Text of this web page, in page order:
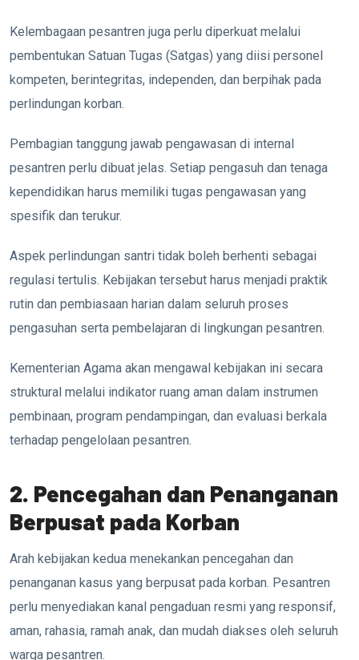
Kelembagaan pesantren juga perlu diperkuat melalui
pembentukan Satuan Tugas (Satgas) yang diisi personel
kompeten, berintegritas, independen, dan berpihak pada
perlindungan korban.
Pembagian tanggung jawab pengawasan di internal
pesantren perlu dibuat jelas. Setiap pengasuh dan tenaga
kependidikan harus memiliki tugas pengawasan yang
spesifik dan terukur.
Aspek perlindungan santri tidak boleh berhenti sebagai
regulasi tertulis. Kebijakan tersebut harus menjadi praktik
rutin dan pembiasaan harian dalam seluruh proses
pengasuhan serta pembelajaran di lingkungan pesantren.
Kementerian Agama akan mengawal kebijakan ini secara
struktural melalui indikator ruang aman dalam instrumen
pembinaan, program pendampingan, dan evaluasi berkala
terhadap pengelolaan pesantren.
2. Pencegahan dan Penanganan
Berpusat pada Korban
Arah kebijakan kedua menekankan pencegahan dan
penanganan kasus yang berpusat pada korban. Pesantren
perlu menyediakan kanal pengaduan resmi yang responsif,
aman, rahasia, ramah anak, dan mudah diakses oleh seluruh
warga pesantren.